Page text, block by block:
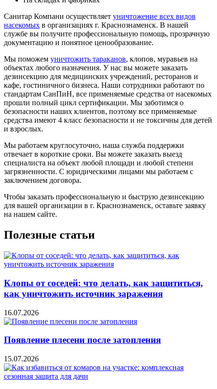
Санитар Компани осуществляет уничтожение всех видов
насекомых в организациях г. Краснознаменск. В нашей
службе вы получите профессиональную помощь, прозрачную
документацию и понятное ценообразование.
Мы поможем уничтожить тараканов, клопов, муравьев на
объектах любого назначения. У нас вы можете заказать
дезинсекцию для медицинских учреждений, ресторанов и
кафе, гостиничного бизнеса. Наши сотрудники работают по
стандартам СанПиН, все применяемые средства от насекомых
прошли полный цикл сертификации. Мы заботимся о
безопасности наших клиентов, поэтому все применяемые
средства имеют 4 класс безопасности и не токсичны для детей
и взрослых.
Мы работаем круглосуточно, наша служба поддержки
отвечает в короткие сроки. Вы можете заказать выезд
специалиста на объект любой площади и любой степени
загрязненности. С юридическими лицами мы работаем с
заключением договора.
Чтобы заказать профессиональную и быструю дезинсекцию
для вашей организации в г. Краснознаменск, оставьте заявку
на нашем сайте.
Полезные статьи
Клопы от соседей: что делать, как защититься,
как уничтожить источник заражения
16.07.2026
Появление плесени после затопления
15.07.2026